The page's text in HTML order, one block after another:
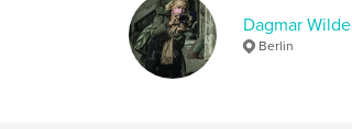
Dagmar Wilde
Berlin